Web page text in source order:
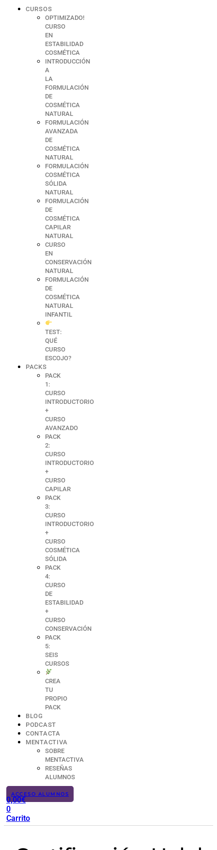
CURSOS
OPTIMIZADO!
CURSO
EN
ESTABILIDAD
COSMÉTICA
INTRODUCCIÓN
A
LA
FORMULACIÓN
DE
COSMÉTICA
NATURAL
FORMULACIÓN
AVANZADA
DE
COSMÉTICA
NATURAL
FORMULACIÓN
COSMÉTICA
SÓLIDA
NATURAL
FORMULACIÓN
DE
COSMÉTICA
CAPILAR
NATURAL
CURSO
EN
CONSERVACIÓN
NATURAL
FORMULACIÓN
DE
COSMÉTICA
NATURAL
INFANTIL
TEST:
QUÉ
CURSO
ESCOJO?
PACKS
PACK
1:
CURSO
INTRODUCTORIO
+
CURSO
AVANZADO
PACK
2:
CURSO
INTRODUCTORIO
+
CURSO
CAPILAR
PACK
3:
CURSO
INTRODUCTORIO
+
CURSO
COSMÉTICA
SÓLIDA
PACK
4:
CURSO
DE
ESTABILIDAD
+
CURSO
CONSERVACIÓN
PACK
5:
SEIS
CURSOS
CREA
TU
PROPIO
PACK
BLOG
PODCAST
CONTACTA
MENTACTIVA
SOBRE
MENTACTIVA
RESEÑAS
ALUMNOS
ACCESO ALUMNOS
0,00€
0
Carrito